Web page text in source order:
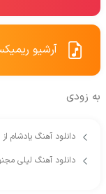
آرشیو
به زودی
دانلود آهنگ یادشام
دانلود آهنگ لیلی